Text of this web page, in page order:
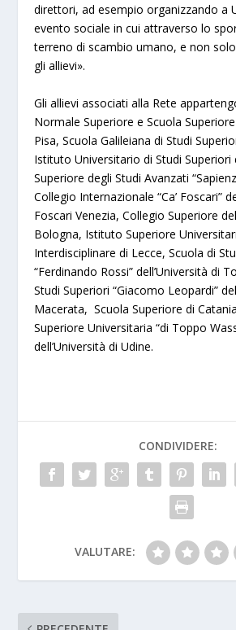
direttori, ad esempio organizzando a
evento sociale in cui attraverso lo
terreno di scambio umano, e non
gli allievi».
Gli allievi associati alla Rete
Normale Superiore e Scuola Superiore
Pisa, Scuola Galileiana di Studi
Istituto Universitario di Studi Superiori
Superiore degli Studi Avanzati
Collegio Internazionale “Ca’ Foscari”
Foscari Venezia, Collegio Superiore
Bologna, Istituto Superiore
Interdisciplinare di Lecce, Scuola di
“Ferdinando Rossi” dell’Università di
Studi Superiori “Giacomo Leopardi”
Macerata, Scuola Superiore di
Superiore Universitaria “di Toppo
dell’Università di Udine.
CONDIVIDERE:
VALUTARE: